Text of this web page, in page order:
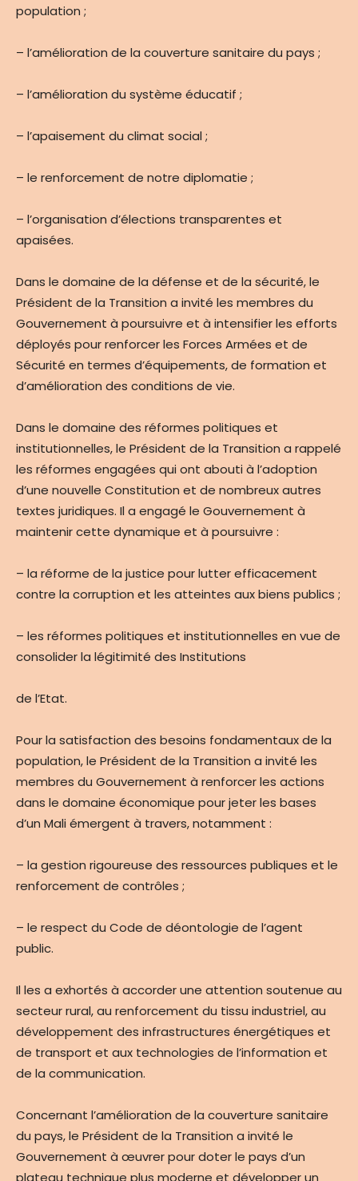
population ;
– l’amélioration de la couverture sanitaire du pays ;
– l’amélioration du système éducatif ;
– l’apaisement du climat social ;
– le renforcement de notre diplomatie ;
– l’organisation d’élections transparentes et
apaisées.
Dans le domaine de la défense et de la sécurité, le
Président de la Transition a invité les membres du
Gouvernement à poursuivre et à intensifier les efforts
déployés pour renforcer les Forces Armées et de
Sécurité en termes d’équipements, de formation et
d’amélioration des conditions de vie.
Dans le domaine des réformes politiques et
institutionnelles, le Président de la Transition a rappelé
les réformes engagées qui ont abouti à l’adoption
d’une nouvelle Constitution et de nombreux autres
textes juridiques. Il a engagé le Gouvernement à
maintenir cette dynamique et à poursuivre :
– la réforme de la justice pour lutter efficacement
contre la corruption et les atteintes aux biens publics ;
– les réformes politiques et institutionnelles en vue de
consolider la légitimité des Institutions
de l’Etat.
Pour la satisfaction des besoins fondamentaux de la
population, le Président de la Transition a invité les
membres du Gouvernement à renforcer les actions
dans le domaine économique pour jeter les bases
d’un Mali émergent à travers, notamment :
– la gestion rigoureuse des ressources publiques et le
renforcement de contrôles ;
– le respect du Code de déontologie de l’agent
public.
Il les a exhortés à accorder une attention soutenue au
secteur rural, au renforcement du tissu industriel, au
développement des infrastructures énergétiques et
de transport et aux technologies de l’information et
de la communication.
Concernant l’amélioration de la couverture sanitaire
du pays, le Président de la Transition a invité le
Gouvernement à œuvrer pour doter le pays d’un